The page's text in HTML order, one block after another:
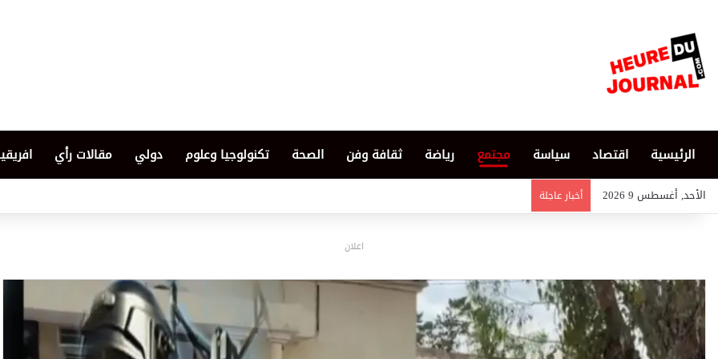
الرئيسية اقتصاد سياسة مجتمع رياضة ثقافة وفن الصحة تكنولوجيا وعلوم دولي مقالات رأي
الأحد, أغسطس 9 2026 أخبار عاجلة
اعلان